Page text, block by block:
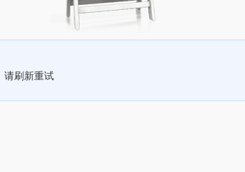
请刷新重试